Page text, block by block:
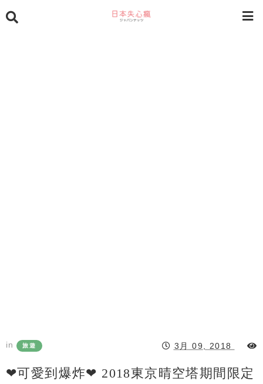
in 旅遊 3月 09, 2018
❤可愛到爆炸❤ 2018東京晴空塔期間限定